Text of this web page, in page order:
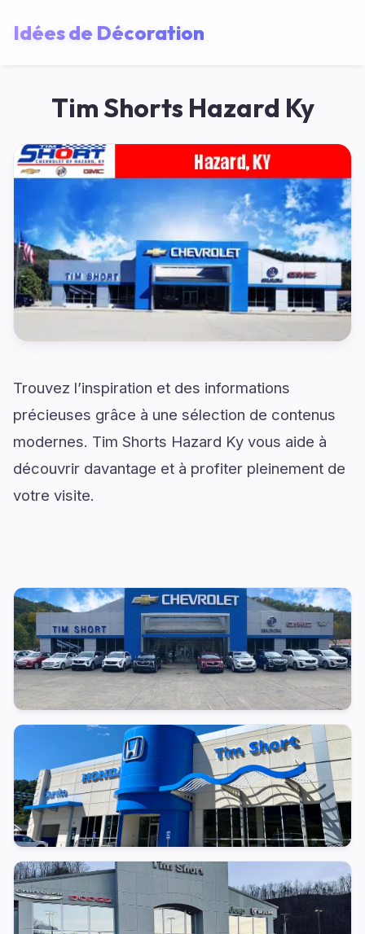
Idées de Décoration
Tim Shorts Hazard Ky
Trouvez l’inspiration et des informations
précieuses grâce à une sélection de contenus
modernes. Tim Shorts Hazard Ky vous aide à
découvrir davantage et à profiter pleinement de
votre visite.